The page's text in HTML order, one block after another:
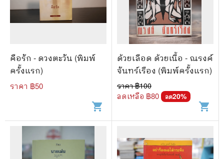
คือรัก - ดวงตะวัน (พิมพ์
ครั้งแรก)
ราคา ฿50
shopping_cart
ด้วยเลือด ด้วยเนื้อ - ณรงค์
จันทร์เรือง (พิมพ์ครั้งแรก)
ราคา ฿100
ลดเหลือ ฿80 ลด20%
shopping_cart